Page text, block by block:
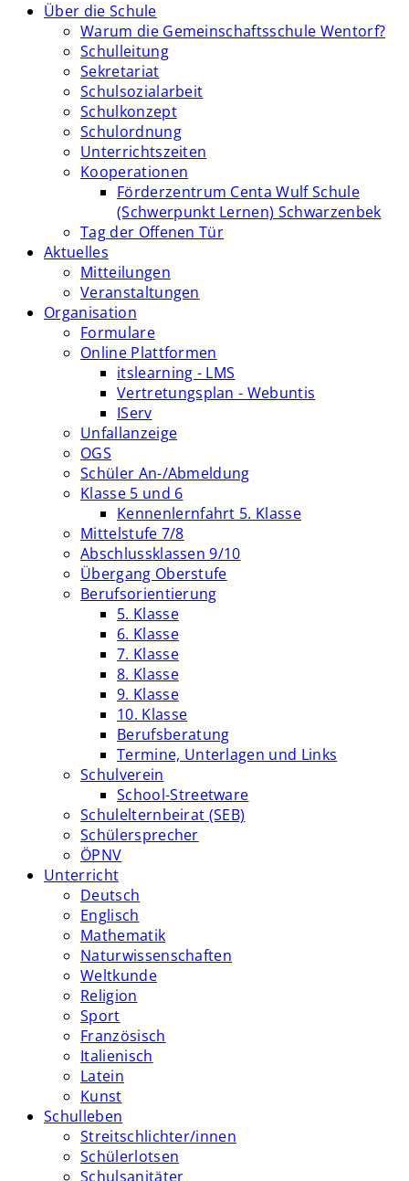
Über die Schule
Warum die Gemeinschaftsschule Wentorf?
Schulleitung
Sekretariat
Schulsozialarbeit
Schulkonzept
Schulordnung
Unterrichtszeiten
Kooperationen
Förderzentrum Centa Wulf Schule
(Schwerpunkt Lernen) Schwarzenbek
Tag der Offenen Tür
Aktuelles
Mitteilungen
Veranstaltungen
Organisation
Formulare
Online Plattformen
itslearning - LMS
Vertretungsplan - Webuntis
IServ
Unfallanzeige
OGS
Schüler An-/Abmeldung
Klasse 5 und 6
Kennenlernfahrt 5. Klasse
Mittelstufe 7/8
Abschlussklassen 9/10
Übergang Oberstufe
Berufsorientierung
5. Klasse
6. Klasse
7. Klasse
8. Klasse
9. Klasse
10. Klasse
Berufsberatung
Termine, Unterlagen und Links
Schulverein
School-Streetware
Schulelternbeirat (SEB)
Schülersprecher
ÖPNV
Unterricht
Deutsch
Englisch
Mathematik
Naturwissenschaften
Weltkunde
Religion
Sport
Französisch
Italienisch
Latein
Kunst
Schulleben
Streitschlichter/innen
Schülerlotsen
Schulsanitäter